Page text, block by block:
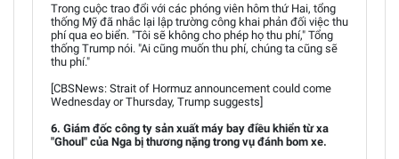
Trong cuộc trao đổi với các phóng viên hôm thứ Hai, tổng
thống Mỹ đã nhắc lại lập trường công khai phản đối việc thu
phí qua eo biển. "Tôi sẽ không cho phép họ thu phí," Tổng
thống Trump nói. "Ai cũng muốn thu phí, chúng ta cũng sẽ
thu phí."
[CBSNews: Strait of Hormuz announcement could come
Wednesday or Thursday, Trump suggests]
6. Giám đốc công ty sản xuất máy bay điều khiển từ xa
"Ghoul" của Nga bị thương nặng trong vụ đánh bom xe.